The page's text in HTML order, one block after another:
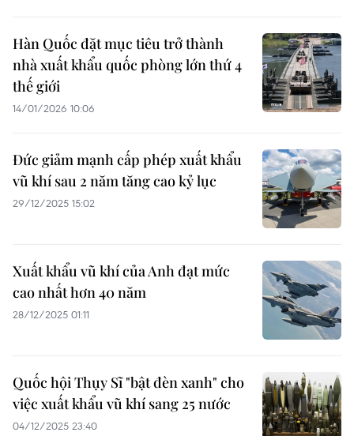
Hàn Quốc đặt mục tiêu trở thành
nhà xuất khẩu quốc phòng lớn thứ 4
thế giới
14/01/2026 10:06
Đức giảm mạnh cấp phép xuất khẩu
vũ khí sau 2 năm tăng cao kỷ lục
29/12/2025 15:02
Xuất khẩu vũ khí của Anh đạt mức
cao nhất hơn 40 năm
28/12/2025 01:11
Quốc hội Thụy Sĩ "bật đèn xanh" cho
việc xuất khẩu vũ khí sang 25 nước
04/12/2025 23:40